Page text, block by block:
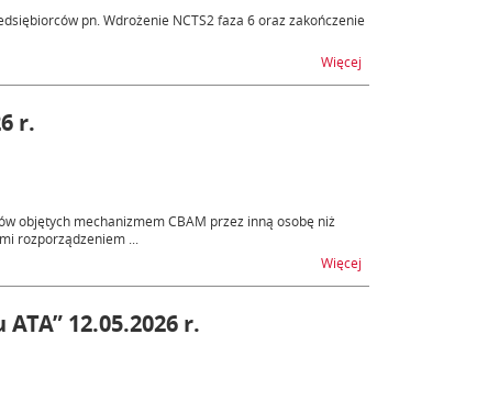
pn. Wdrożenie NCTS2 faza 6 oraz zakończenie
Więcej
r.
objętych mechanizmem CBAM przez inną osobę niż
rozporządzeniem ...
Więcej
12.05.2026 r.